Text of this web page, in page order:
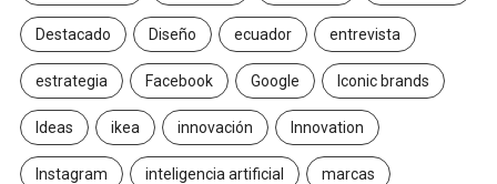
Destacado Diseño ecuador entrevista
estrategia Facebook Google Iconic brands
Ideas ikea innovación Innovation
Instagram inteligencia artificial marcas